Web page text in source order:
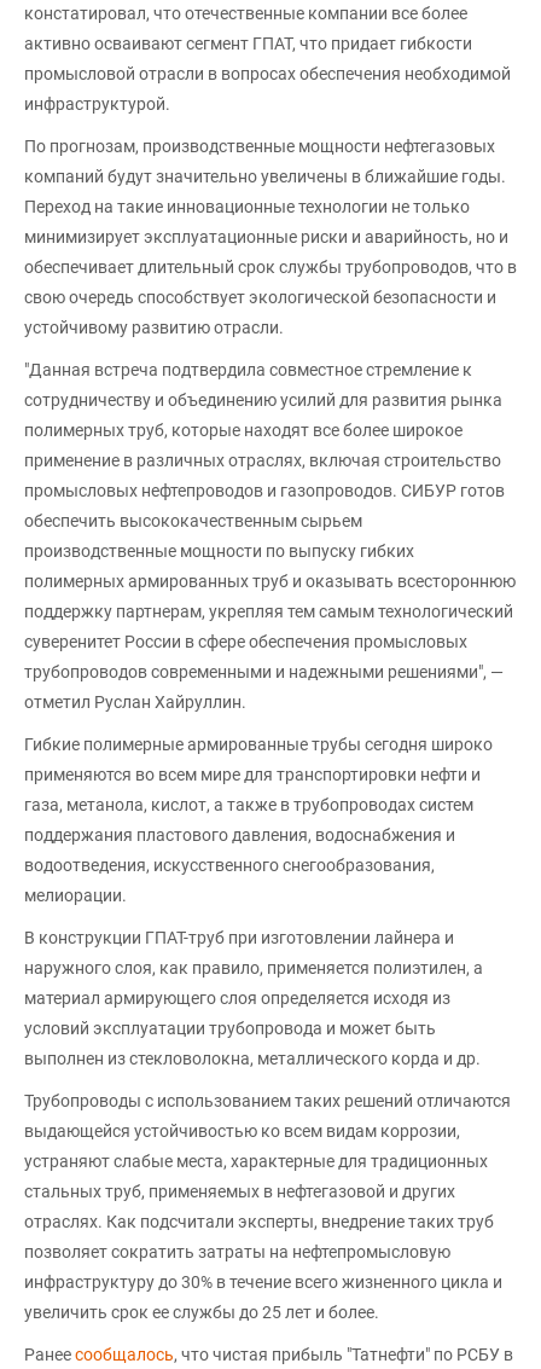
констатировал, что отечественные компании все более
активно осваивают сегмент ГПАТ, что придает гибкости
промысловой отрасли в вопросах обеспечения необходимой
инфраструктурой.
По прогнозам, производственные мощности нефтегазовых
компаний будут значительно увеличены в ближайшие годы.
Переход на такие инновационные технологии не только
минимизирует эксплуатационные риски и аварийность, но и
обеспечивает длительный срок службы трубопроводов, что в
свою очередь способствует экологической безопасности и
устойчивому развитию отрасли.
"Данная встреча подтвердила совместное стремление к
сотрудничеству и объединению усилий для развития рынка
полимерных труб, которые находят все более широкое
применение в различных отраслях, включая строительство
промысловых нефтепроводов и газопроводов. СИБУР готов
обеспечить высококачественным сырьем
производственные мощности по выпуску гибких
полимерных армированных труб и оказывать всестороннюю
поддержку партнерам, укрепляя тем самым технологический
суверенитет России в сфере обеспечения промысловых
трубопроводов современными и надежными решениями", —
отметил Руслан Хайруллин.
Гибкие полимерные армированные трубы сегодня широко
применяются во всем мире для транспортировки нефти и
газа, метанола, кислот, а также в трубопроводах систем
поддержания пластового давления, водоснабжения и
водоотведения, искусственного снегообразования,
мелиорации.
В конструкции ГПАТ-труб при изготовлении лайнера и
наружного слоя, как правило, применяется полиэтилен, а
материал армирующего слоя определяется исходя из
условий эксплуатации трубопровода и может быть
выполнен из стекловолокна, металлического корда и др.
Трубопроводы с использованием таких решений отличаются
выдающейся устойчивостью ко всем видам коррозии,
устраняют слабые места, характерные для традиционных
стальных труб, применяемых в нефтегазовой и других
отраслях. Как подсчитали эксперты, внедрение таких труб
позволяет сократить затраты на нефтепромысловую
инфраструктуру до 30% в течение всего жизненного цикла и
увеличить срок ее службы до 25 лет и более.
Ранеесообщалось, что чистая прибыль "Татнефти" по РСБУ в